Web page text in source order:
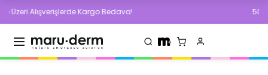
Alışverişlerde Kargo Bedava! 500 TL ve